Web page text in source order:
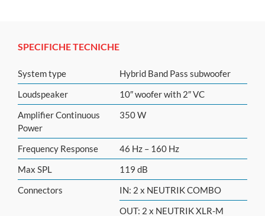
SPECIFICHE TECNICHE
System type
Hybrid Band Pass subwoofer
Loudspeaker
10″ woofer with 2″ VC
Amplifier Continuous
Power
350 W
Frequency Response
46 Hz – 160 Hz
Max SPL
119 dB
Connectors
IN: 2 x NEUTRIK COMBO
OUT: 2 x NEUTRIK XLR-M